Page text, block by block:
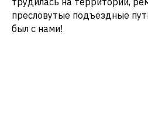
пресловутые подъездные
был с нами!